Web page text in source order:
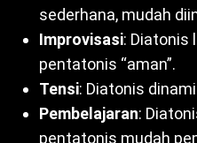
sederhana, mudah
Improvisasi: Diatonis
pentatonis “aman”.
Tensi: Diatonis
Pembelajaran:
pentatonis mudah